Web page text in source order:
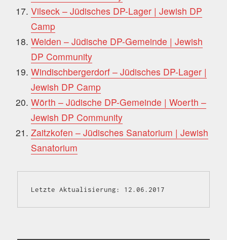
Vilseck – Jüdisches DP-Lager | Jewish DP
Camp
Weiden – Jüdische DP-Gemeinde | Jewish
DP Community
Windischbergerdorf – Jüdisches DP-Lager |
Jewish DP Camp
Wörth – Jüdische DP-Gemeinde | Woerth –
Jewish DP Community
Zaitzkofen – Jüdisches Sanatorium | Jewish
Sanatorium
Letzte Aktualisierung: 12.06.2017